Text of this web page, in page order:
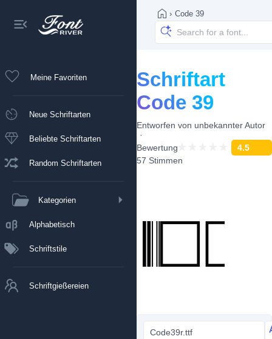
Meine Favoriten
Neue Schriftarten
Beliebte Schriftarten
Random Schriftarten
Kategorien
Alphabetisch
Schriftstile
Schriftgießereien
› Code 39
Schriftart
Code 39
Entworfen von unbekannter Autor
Bewertung
4.5
57 Stimmen
Code39r.ttf